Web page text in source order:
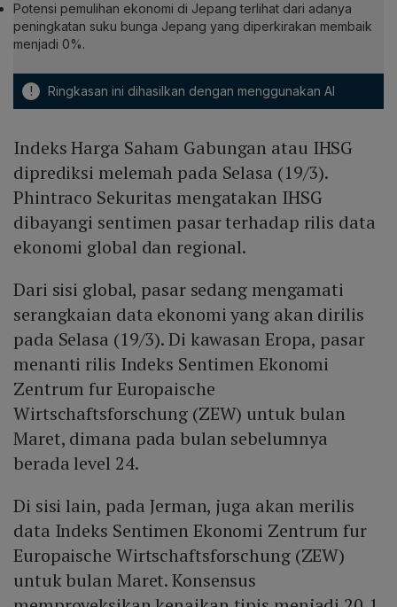
Potensi pemulihan ekonomi di Jepang terlihat dari adanya
peningkatan suku bunga Jepang yang diperkirakan membaik
menjadi 0%.
! Ringkasan ini dihasilkan dengan menggunakan AI
Indeks Harga Saham Gabungan atau IHSG
diprediksi melemah pada Selasa (19/3).
Phintraco Sekuritas mengatakan IHSG
dibayangi sentimen pasar terhadap rilis data
ekonomi global dan regional.
Dari sisi global, pasar sedang mengamati
serangkaian data ekonomi yang akan dirilis
pada Selasa (19/3). Di kawasan Eropa, pasar
menanti rilis Indeks Sentimen Ekonomi
Zentrum fur Europaische
Wirtschaftsforschung (ZEW) untuk bulan
Maret, dimana pada bulan sebelumnya
berada level 24.
Di sisi lain, pada Jerman, juga akan merilis
data Indeks Sentimen Ekonomi Zentrum fur
Europaische Wirtschaftsforschung (ZEW)
untuk bulan Maret. Konsensus